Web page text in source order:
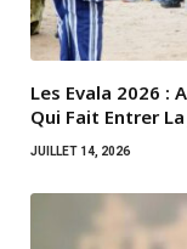
Les Evala 2026 :
Qui Fait Entrer
JUILLET 14, 2026